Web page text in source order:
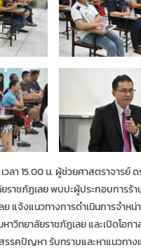
วลา 15.00 น. ผู้ช่วยศาสตราจารย์ ด
ราชภัฏเลย พบปะผู้ประกอบการร้า
แจ้งแนวทางการดำเนินการจำหน่
าวิทยาลัยราชภัฏเลย และเปิดโอกา
รคปัญหา รับทราบและหาแนวทาง